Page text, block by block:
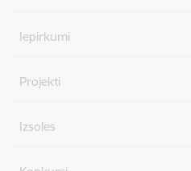
Iepirkumi
Projekti
Izsoles